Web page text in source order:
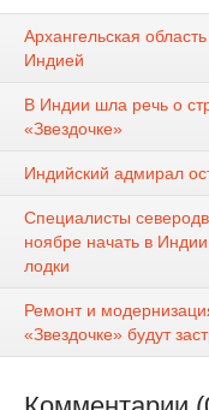
Архангельская
Индией
В Индии шла речь о
«Звездочке»
Индийский адмирал
Специалисты
ноябре начать в
лодки
Ремонт и
«Звездочке» будут